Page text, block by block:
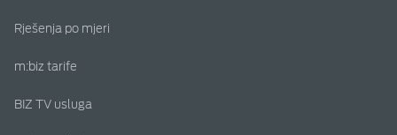
Rješenja po mjeri
m:biz tarife
BIZ TV usluga